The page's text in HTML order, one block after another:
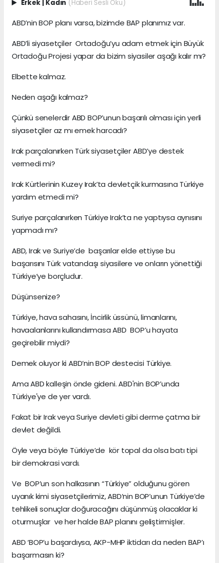
Erkek Kadın (Haberi Sesli Oku)
ABD’nin BOP planı varsa, bizimde BAP planımız var.
ABD’li siyasetçiler Ortadoğu’yu adam etmek için Büyük
Ortadoğu Projesi yapar da bizim siyasiler aşağı kalır mı?
Elbette kalmaz.
Neden aşağı kalmaz?
Çünkü senelerdir ABD BOP’unun başarılı olması için yerli
siyasetçiler az mı emek harcadı?
Irak parçalanırken Türk siyasetçiler ABD’ye destek
vermedi mi?
Irak Kürtlerinin Kuzey Irak’ta devletçik kurmasına Türkiye
yardım etmedi mi?
Suriye parçalanırken Türkiye Irak’ta ne yaptıysa aynısını
yapmadı mı?
ABD, Irak ve Suriye’de başarılar elde ettiyse bu
başarısını Türk vatandaşı siyasilere ve onların yönettiği
Türkiye’ye borçludur.
Düşünsenize?
Türkiye, hava sahasını, İncirlik üssünü, limanlarını,
havaalanlarını kullandırmasa ABD BOP’u hayata
geçirebilir miydi?
Demek oluyor ki ABD’nin BOP destecisi Türkiye.
Ama ABD kalleşin önde gideni. ABD'nin BOP’unda
Türkiye'ye de yer vardı.
Fakat bir Irak veya Suriye devleti gibi derme çatma bir
devlet değildi.
Öyle veya böyle Türkiye’de kör topal da olsa batı tipi
bir demokrasi vardı.
Ve BOP’un son halkasının “Türkiye” olduğunu gören
uyanık kimi siyasetçilerimiz, ABD’nin BOP’unun Türkiye’de
tehlikeli sonuçlar doğuracağını düşünmüş olacaklar ki
oturmuşlar ve her halde BAP planını geliştirmişler.
ABD ‘BOP’u başardıysa, AKP-MHP iktidarı da neden BAP’ı
başarmasın ki?